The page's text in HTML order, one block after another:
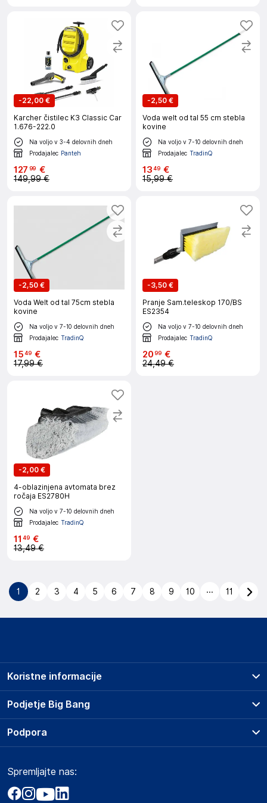
-22,00 €
Karcher čistilec K3 Classic Car
1.676-222.0
Na voljo v 3-4 delovnih dneh
Prodajalec Panteh
127 99 €
149,99 €
-2,50 €
Voda welt od tal 55 cm stebla
kovine
Na voljo v 7-10 delovnih dneh
Prodajalec TradinQ
1349 €
15,99 €
-2,50 €
Voda Welt od tal 75cm stebla
kovine
Na voljo v 7-10 delovnih dneh
Prodajalec TradinQ
1549 €
17,99 €
-3,50 €
Pranje Sam.teleskop 170/BS
ES2354
Na voljo v 7-10 delovnih dneh
Prodajalec TradinQ
2099 €
24,49 €
-2,00 €
4-oblazinjena avtomata brez
ročaja ES2780H
Na voljo v 7-10 delovnih dneh
Prodajalec TradinQ
11 49 €
13,49 €
1 2 3 4 5 6 7 8 9 10 ... 11
Podjetje Big Bang
O podjetju
Obvestila za javnost
Akt o digitalnih storitvah
Koristne informacije
Prodajna mesta
Storitve
Dostava, vnos in odvoz
Načini plačila
Zavarovanje izdelkov
Podpora
Marketplace
Kako oddati naročilo?
Spremljajte nas: